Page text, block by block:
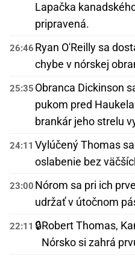
Lapačka
pripravená.
26:46 Ryan O'Reilly sa
chybe v nórskej
25:35 Obranca Dickinson
pukom pred
brankár jeho strelu
24:11 Vylúčený Thomas
oslabenie bez
23:00 Nórom sa pri ich
udržať v útočnom
22:11 🔒Robert Thomas,
Nórsko si zahrá